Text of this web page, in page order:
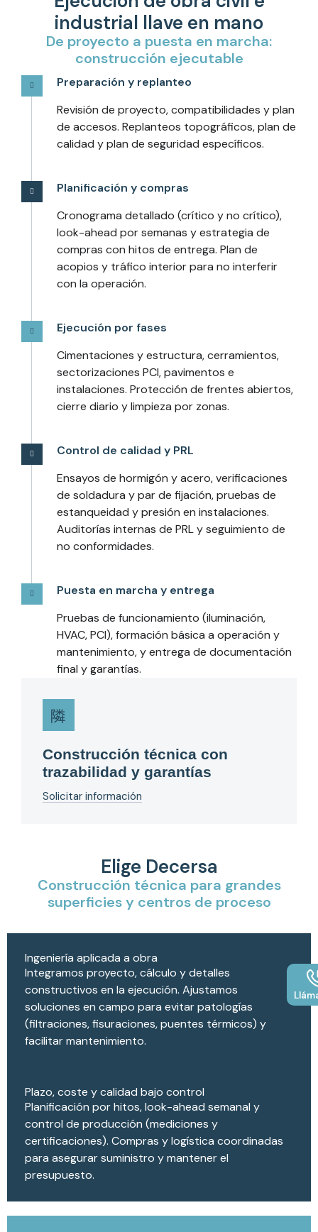
industrial llave en mano
De proyecto a puesta en marcha:
construcción ejecutable
Construcción técnica con
trazabilidad y garantías
Solicitar información
Preparación y replanteo
Revisión de proyecto, compatibilidades y plan
de accesos. Replanteos topográficos, plan de
calidad y plan de seguridad específicos.
Planificación y compras
Cronograma detallado (crítico y no crítico),
look-ahead por semanas y estrategia de
compras con hitos de entrega. Plan de
acopios y tráfico interior para no interferir
con la operación.
Ejecución por fases
Cimentaciones y estructura, cerramientos,
sectorizaciones PCI, pavimentos e
instalaciones. Protección de frentes abiertos,
cierre diario y limpieza por zonas.
Control de calidad y PRL
Ensayos de hormigón y acero, verificaciones
de soldadura y par de fijación, pruebas de
estanqueidad y presión en instalaciones.
Auditorías internas de PRL y seguimiento de
no conformidades.
Puesta en marcha y entrega
Pruebas de funcionamiento (iluminación,
HVAC, PCI), formación básica a operación y
mantenimiento, y entrega de documentación
final y garantías.
Elige Decersa
Construcción técnica para grandes
superficies y centros de proceso
Ingeniería aplicada a obra
Integramos proyecto, cálculo y detalles
constructivos en la ejecución. Ajustamos
soluciones en campo para evitar patologías
(filtraciones, fisuraciones, puentes térmicos) y
facilitar mantenimiento.
Plazo, coste y calidad bajo control
Planificación por hitos, look-ahead semanal y
control de producción (mediciones y
certificaciones). Compras y logística coordinadas
para asegurar suministro y mantener el
presupuesto.